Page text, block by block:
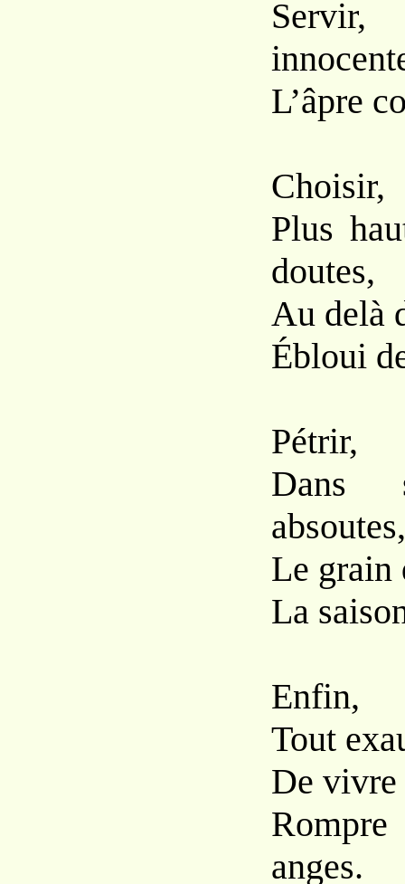
L’âpre
Choisir,
Plus
doutes,
Au delà
Ébloui
Pétrir,
Dans
absoutes,
Le grain
La
Enfin,
Tout
De
anges.